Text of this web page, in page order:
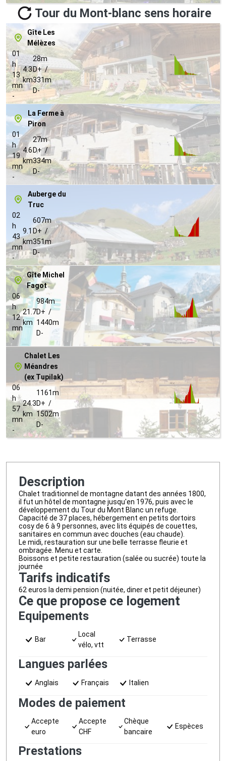
Tour du Mont-blanc sens horaire
Gîte Les
Mélèzes
01
h
13
mn
-
4.3
km
28m
D+ /
331m
D-
La Ferme à
Piron
01
h
19
mn
-
4.6
km
27m
D+ /
334m
D-
Auberge du
Truc
02
h
43
mn
-
9.1
km
607m
D+ /
351m
D-
Gîte Michel
Fagot
06
h
12
mn
-
21.7
km
984m
D+ /
1440m
D-
Chalet Les
Méandres
(ex Tupilak)
06
h
57
mn
-
24.3
km
1161m
D+ /
1502m
D-
Description
Chalet traditionnel de montagne datant des années 1800,
il fut un hôtel de montagne jusqu'en 1976, puis avec le
développement du Tour du Mont Blanc un refuge.
Capacité de 37 places, hébergement en petits dortoirs
cosy de 6 à 9 personnes, avec lits équipés de couettes,
sanitaires en commun avec douches (eau chaude).
Le midi, restauration sur une belle terrasse fleurie et
ombragée. Menu et carte.
Boissons et petite restauration (salée ou sucrée) toute la
journée
Tarifs indicatifs
62 euros la demi pension (nuitée, diner et petit déjeuner)
Ce que propose ce logement
Equipements
Bar
Local
vélo, vtt
Terrasse
Langues parlées
Anglais Français Italien
Modes de paiement
Accepte
euro
Accepte
CHF
Chèque
bancaire
Espèces
Prestations